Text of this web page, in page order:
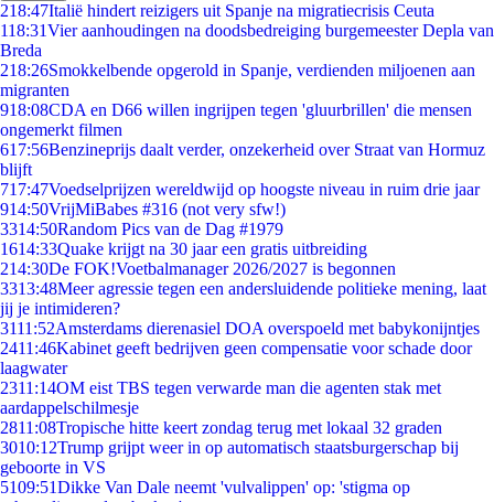
218:47Italië hindert reizigers uit Spanje na migratiecrisis Ceuta
118:31Vier aanhoudingen na doodsbedreiging burgemeester Depla van
Breda
218:26Smokkelbende opgerold in Spanje, verdienden miljoenen aan
migranten
918:08CDA en D66 willen ingrijpen tegen 'gluurbrillen' die mensen
ongemerkt filmen
617:56Benzineprijs daalt verder, onzekerheid over Straat van Hormuz
blijft
717:47Voedselprijzen wereldwijd op hoogste niveau in ruim drie jaar
914:50VrijMiBabes #316 (not very sfw!)
3314:50Random Pics van de Dag #1979
1614:33Quake krijgt na 30 jaar een gratis uitbreiding
214:30De FOK!Voetbalmanager 2026/2027 is begonnen
3313:48Meer agressie tegen een andersluidende politieke mening, laat
jij je intimideren?
3111:52Amsterdams dierenasiel DOA overspoeld met babykonijntjes
2411:46Kabinet geeft bedrijven geen compensatie voor schade door
laagwater
2311:14OM eist TBS tegen verwarde man die agenten stak met
aardappelschilmesje
2811:08Tropische hitte keert zondag terug met lokaal 32 graden
3010:12Trump grijpt weer in op automatisch staatsburgerschap bij
geboorte in VS
5109:51Dikke Van Dale neemt 'vulvalippen' op: 'stigma op